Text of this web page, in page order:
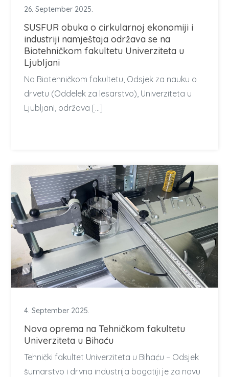
26. September 2025.
SUSFUR obuka o cirkularnoj ekonomiji i
industriji namještaja održava se na
Biotehničkom fakultetu Univerziteta u
Ljubljani
Na Biotehničkom fakultetu, Odsjek za nauku o
drvetu (Oddelek za lesarstvo), Univerziteta u
Ljubljani, održava […]
4. September 2025.
Nova oprema na Tehničkom fakultetu
Univerziteta u Bihaću
Tehnički fakultet Univerziteta u Bihaću – Odsjek
šumarstvo i drvna industrija bogatiji je za novu